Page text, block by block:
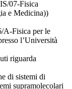
07-Fisica
e Medicina))
A-Fisica per le
l’Università
riguarda
di sistemi di
supramolecolari